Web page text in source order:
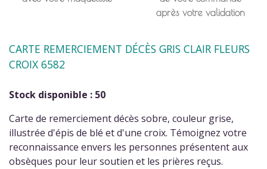
après votre validation
CARTE REMERCIEMENT DÉCÈS GRIS CLAIR FLEURS
CROIX 6582
Stock disponible : 50
Carte de remerciement décès sobre, couleur grise,
illustrée d'épis de blé et d'une croix. Témoignez votre
reconnaissance envers les personnes présentent aux
obsèques pour leur soutien et les prières reçus.